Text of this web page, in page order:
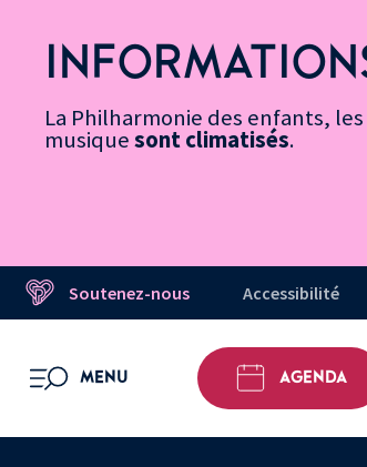
Accessibilité
rapides
contenuMessage d’information
La Philharmonie des enfants,
musiquesont climatisés.
Soutenez-nous Accessibilité
MENU
OUVRIR LE MENU AGENDA